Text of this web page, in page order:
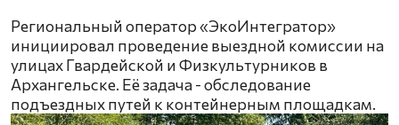
Региональный оператор «ЭкоИнтегратор»
инициировал проведение выездной комиссии на
улицах Гвардейской и Физкультурников в
Архангельске. Её задача - обследование
подъездных путей к контейнерным площадкам.